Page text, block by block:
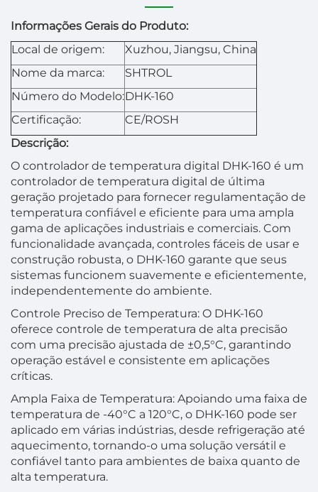
Informações Gerais do Produto:
Local de origem:
Xuzhou, Jiangsu, China
Nome da marca:
SHTROL
Número do Modelo:DHK-160
Certificação:
CE/ROSH
Descrição:
O controlador de temperatura digital DHK-160 é um
controlador de temperatura digital de última
geração projetado para fornecer regulamentação de
temperatura confiável e eficiente para uma ampla
gama de aplicações industriais e comerciais. Com
funcionalidade avançada, controles fáceis de usar e
construção robusta, o DHK-160 garante que seus
sistemas funcionem suavemente e eficientemente,
independentemente do ambiente.
Controle Preciso de Temperatura: O DHK-160
oferece controle de temperatura de alta precisão
com uma precisão ajustada de ±0,5°C, garantindo
operação estável e consistente em aplicações
críticas.
Ampla Faixa de Temperatura: Apoiando uma faixa de
temperatura de -40°C a 120°C, o DHK-160 pode ser
aplicado em várias indústrias, desde refrigeração até
aquecimento, tornando-o uma solução versátil e
confiável tanto para ambientes de baixa quanto de
alta temperatura.